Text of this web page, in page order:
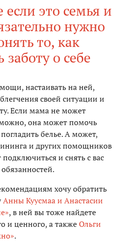
если это семья и
нужно
то, как
заботу о себе
настаивать на ней,
своей ситуации и
Если мама не может
она может помочь
белье. А может,
и других помощников
и снять с вас
хочу обратить
Анны Куусмаа и Анастасии
, в ней вы тоже найдете
и ценного, а такжеОльги
.